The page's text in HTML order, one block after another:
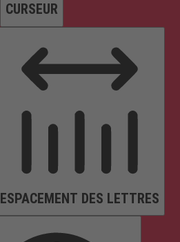
CURSEUR
ESPACEMENT DES LETTRES